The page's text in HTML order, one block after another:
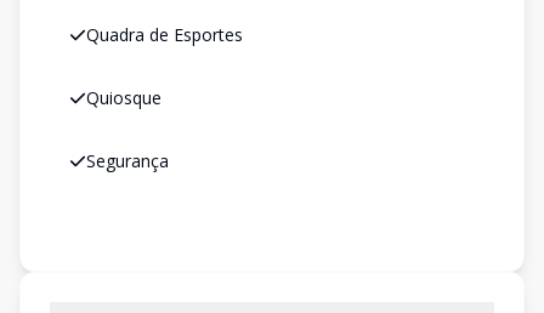
Quadra de Esportes
Quiosque
Segurança